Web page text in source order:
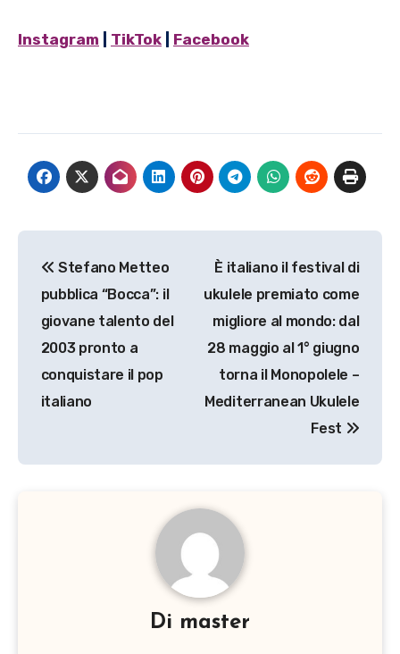
Instagram TikTok Facebook
articoli
Stefano Metteo
pubblica “Bocca”: il
giovane talento del
2003 pronto a
conquistare il pop
italiano
È italiano il festival di
ukulele premiato come
migliore al mondo: dal
28 maggio al 1° giugno
torna il Monopolele –
Mediterranean Ukulele
Fest
Di master